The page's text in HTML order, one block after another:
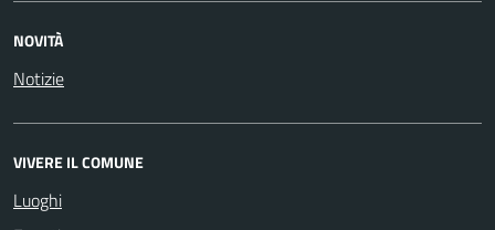
NOVITÀ
Notizie
VIVERE IL COMUNE
Luoghi